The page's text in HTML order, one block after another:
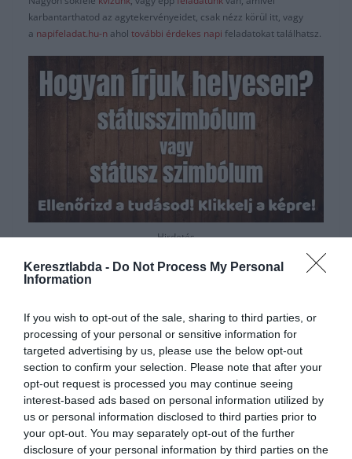
Keresztlabda - Do Not Process My Personal
Information
If you wish to opt-out of the sale, sharing to third parties, or
processing of your personal or sensitive information for
targeted advertising by us, please use the below opt-out
section to confirm your selection. Please note that after your
opt-out request is processed you may continue seeing
interest-based ads based on personal information utilized by
us or personal information disclosed to third parties prior to
your opt-out. You may separately opt-out of the further
disclosure of your personal information by third parties on the
karbantarthatod az agytekervényeidet, csak nézz körül itt, vagy
a napifeladat.hu-n ahol további érdekes napi feladatokat találhatsz.
Hirdetés